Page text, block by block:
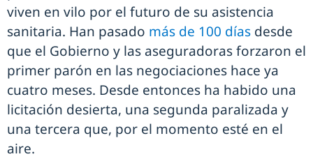
viven en vilo por el futuro de su asistencia
sanitaria. Han pasado más de 100 días desde
que el Gobierno y las aseguradoras forzaron el
primer parón en las negociaciones hace ya
cuatro meses. Desde entonces ha habido una
licitación desierta, una segunda paralizada y
una tercera que, por el momento esté en el
aire.